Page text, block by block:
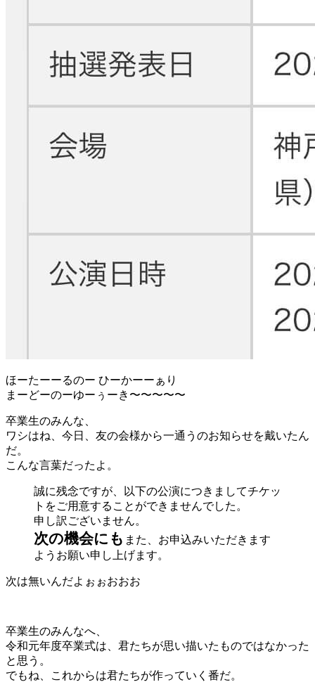
ほーたーーるのー ひーかーーぁり
まーどーのーゆーぅーき〜〜〜〜〜
卒業生のみんな、
ワシはね、今日、友の会様から一通うのお知らせを戴いたん
だ。
こんな言葉だったよ。
誠に残念ですが、以下の公演につきましてチケッ
トをご用意することができませんでした。
申し訳ございません。
次の機会にも また、お申込みいただきます
ようお願い申し上げます。
次は無いんだよぉぉおおお
卒業生のみんなへ、
令和元年度卒業式は、君たちが思い描いたものではなかった
と思う。
でもね、これからは君たちが作っていく番だ。